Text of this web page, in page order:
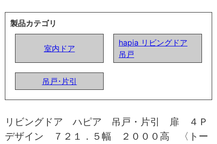
製品カテゴリ
室内ドア
hapia リビングドア
吊戸
吊戸･片引
リビングドア ハピア 吊戸・片引 扉 ４Ｐ
デザイン ７２１．５幅 ２０００高 〈トー